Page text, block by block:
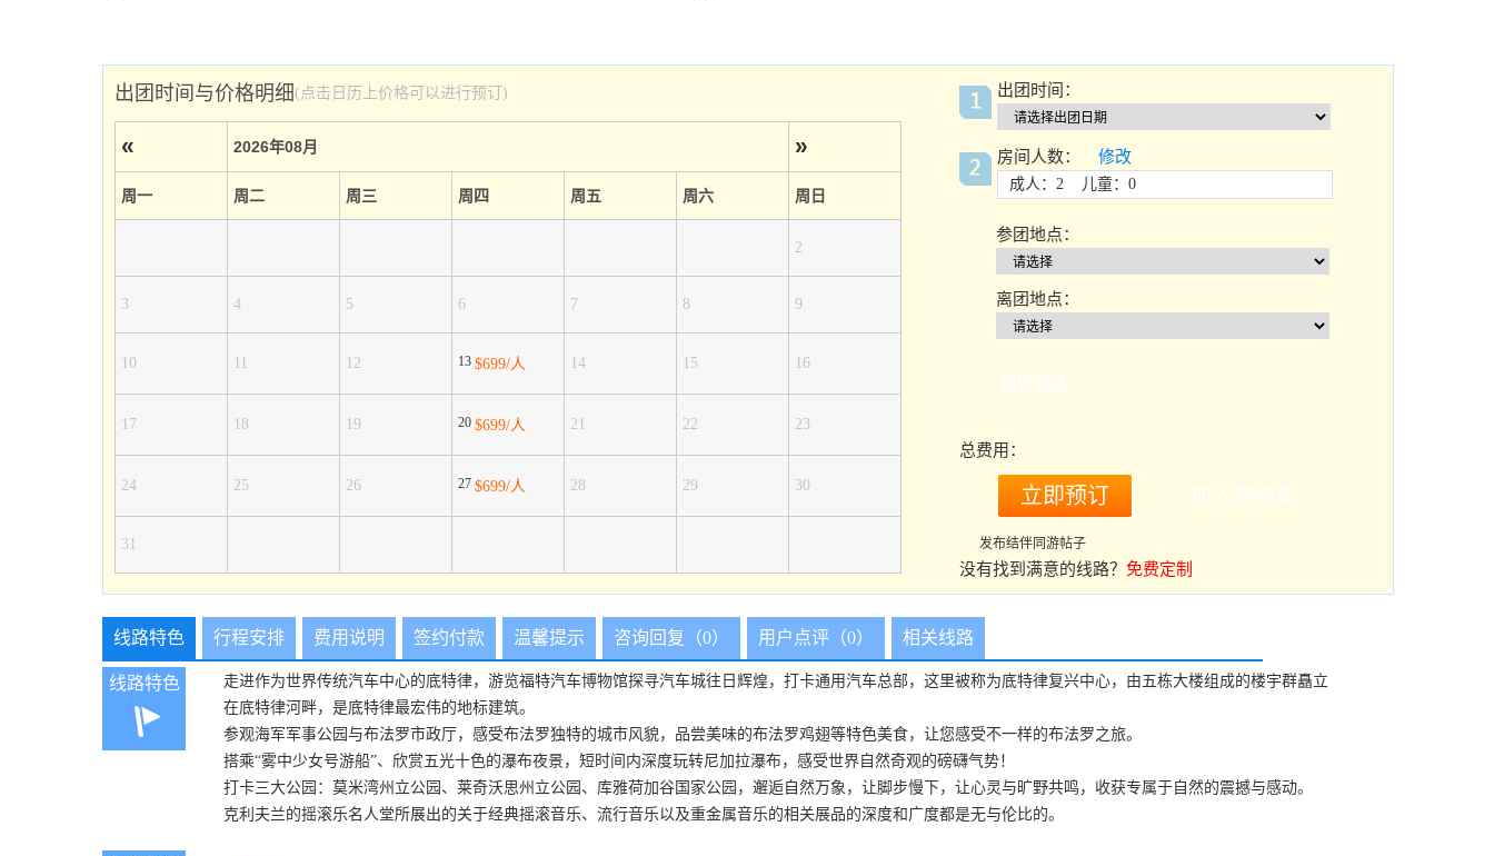
出团时间与价格明细(点击日历上价格可以进行预订)
« 2026年08月 »
周一 周二 周三 周四 周五 周六 周日
2
3 4 5 6 7 8 9
10 11 12 13 $699/人 14 15 16
17 18 19 20 $699/人 21 22 23
24 25 26 27 $699/人 28 29 30
31
出团时间：
房间人数： 修改
成人：2 儿童：0
参团地点：
离团地点：
加订酒店
总费用：
发布结伴同游帖子
没有找到满意的线路？ 免费定制
线路特色 行程安排 费用说明 签约付款 温馨提示 咨询回复（0） 用户点评（0） 相关线路
线路特色
走进作为世界传统汽车中心的底特律，游览福特汽车博物馆探寻汽车城往日辉煌，打卡通用汽车总部，这里被称为底特律复兴中心，由五栋大楼组成的楼宇群矗立
在底特律河畔，是底特律最宏伟的地标建筑。
参观海军军事公园与布法罗市政厅，感受布法罗独特的城市风貌，品尝美味的布法罗鸡翅等特色美食，让您感受不一样的布法罗之旅。
搭乘“雾中少女号游船”、欣赏五光十色的瀑布夜景，短时间内深度玩转尼加拉瀑布，感受世界自然奇观的磅礴气势！
打卡三大公园：莫米湾州立公园、莱奇沃思州立公园、库雅荷加谷国家公园，邂逅自然万象，让脚步慢下，让心灵与旷野共鸣，收获专属于自然的震撼与感动。
克利夫兰的摇滚乐名人堂所展出的关于经典摇滚音乐、流行音乐以及重金属音乐的相关展品的深度和广度都是无与伦比的。